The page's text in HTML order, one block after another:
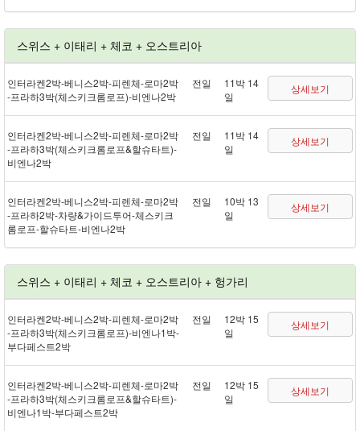
스위스 + 이태리 + 체코 + 오스트리아
인터라켄 2박 - 베니스 2박 - 피렌체 - 로마 2박
- 프라하 3박(체스키크롬로프) - 비엔나 2박
전일
11박 14
일
상세보기
인터라켄 2박 - 베니스 2박 - 피렌체 - 로마 2박
- 프라하 3박(체스키크롬로프&할슈타트) -
비엔나 2박
전일
11박 14
일
상세보기
인터라켄 2박 - 베니스 2박 - 피렌체 - 로마 2박
- 프라하 2박 - 차량&가이드투어 - 체스키크
롬로프 - 할슈타트 - 비엔나 2박
전일
10박 13
일
상세보기
스위스 + 이태리 + 체코 + 오스트리아 + 헝가리
인터라켄 2박 - 베니스 2박 - 피렌체 - 로마 2박
- 프라하 3박(체스키크롬로프) - 비엔나 1박 -
부다페스트 2박
전일
12박 15
일
상세보기
인터라켄 2박 - 베니스 2박 - 피렌체 - 로마 2박
- 프라하 3박(체스키크롬로프&할슈타트) -
비엔나 1박 - 부다페스트 2박
전일
12박 15
일
상세보기